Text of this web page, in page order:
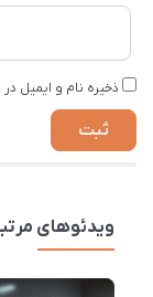
ذخیره نام و ایمیل
ویدئوهای